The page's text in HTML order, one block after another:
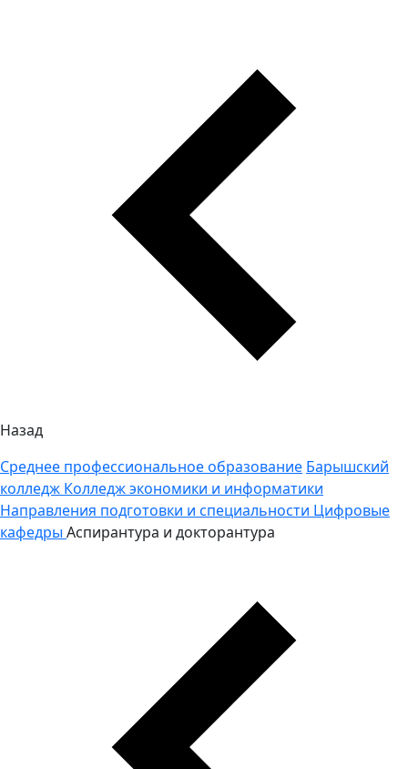
Назад
Среднее профессиональное образование Барышский
колледж Колледж экономики и информатики
Направления подготовки и специальности Цифровые
кафедры Аспирантура и докторантура